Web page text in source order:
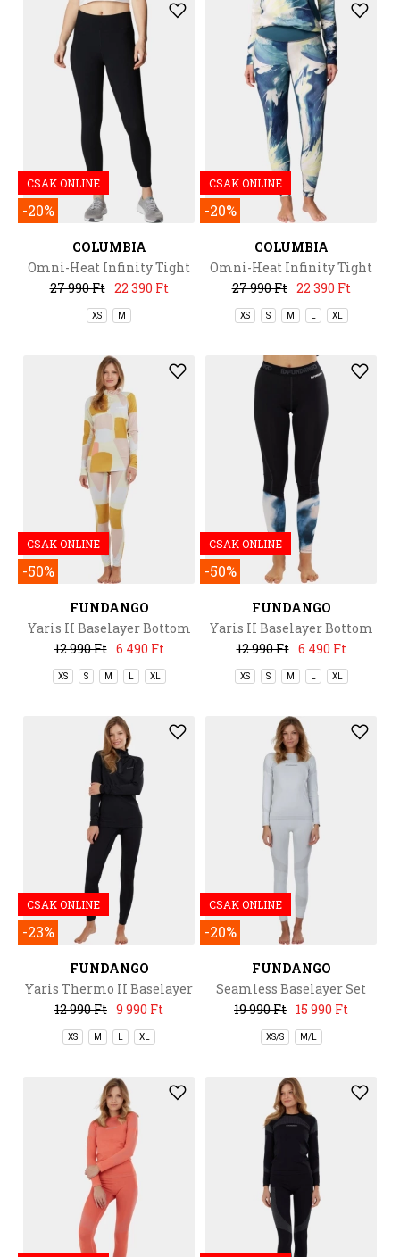
CSAK ONLINE
-20%
COLUMBIA
Omni-Heat Infinity Tight
27 990 Ft 22 390 Ft
XS M
CSAK ONLINE
-20%
COLUMBIA
Omni-Heat Infinity Tight
27 990 Ft 22 390 Ft
XS S M XL
CSAK ONLINE
-50%
FUNDANGO
Yaris II Baselayer Bottom
12 990 Ft 6 490 Ft
XS S M XL
CSAK ONLINE
-50%
FUNDANGO
Yaris II Baselayer Bottom
12 990 Ft 6 490 Ft
XS S M XL
CSAK ONLINE
-23%
FUNDANGO
Yaris Thermo II Baselayer
Bottom
12 990 Ft 9 990 Ft
XS M XL
CSAK ONLINE
-20%
FUNDANGO
Seamless Baselayer Set
19 990 Ft 15 990 Ft
XS/S M/L